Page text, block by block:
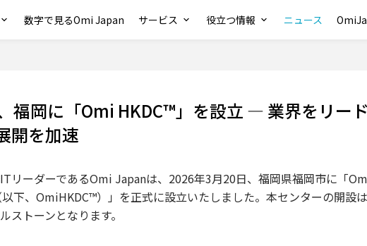
数字で見るOmi Japan サービス 役立つ情報 ニュース
福岡に「Omi HKDC™」を設立 — 業界をリー
開を加速
リーダーであるOmi Japanは、2026年3月20日、福岡県福岡市に「
下、OmiHKDC™）」を正式に設立いたしました。本センターの開設
ストーンとなります。